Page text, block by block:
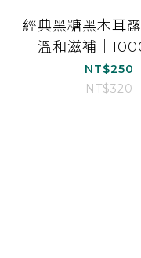
經典黑糖黑木耳露
溫和滋補｜
NT$250
NT$320